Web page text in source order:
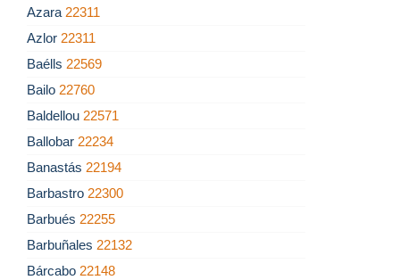
Azara 22311
Azlor 22311
Baélls 22569
Bailo 22760
Baldellou 22571
Ballobar 22234
Banastás 22194
Barbastro 22300
Barbués 22255
Barbuñales 22132
Bárcabo 22148